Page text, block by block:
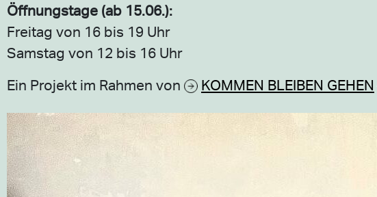
Öffnungstage (ab 15.06.):
Freitag von 16 bis 19 Uhr
Samstag von 12 bis 16 Uhr
Ein Projekt im Rahmen von
KOMMEN BLEIBEN GEHEN